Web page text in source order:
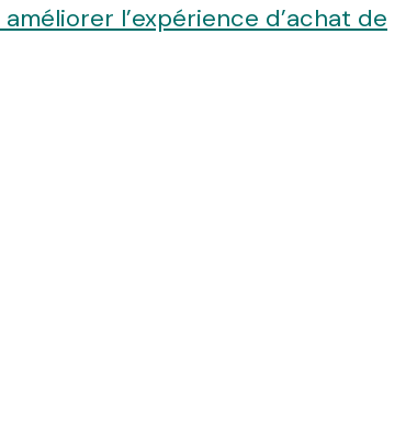
l’expérience d’achat de